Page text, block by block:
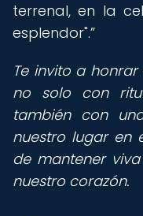
terrenal, en la
esplendor".
Te invito a
no solo con
también con
nuestro lugar en
de mantener
nuestro corazón.